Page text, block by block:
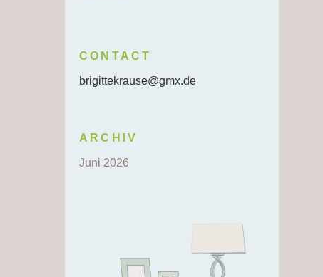
CONTACT
brigittekrause@gmx.de
ARCHIV
Juni 2026